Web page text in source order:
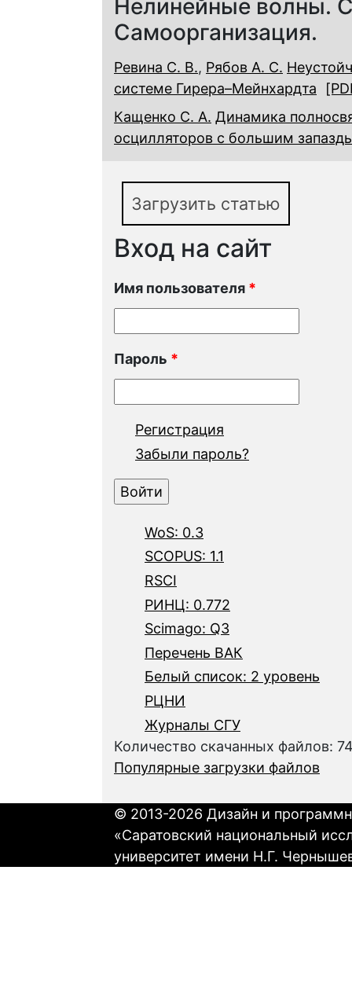
Нелинейные волны.
Самоорганизация.
Ревина С. В., Рябов А. С.
системе Гирера–Мейнхардта
Кащенко С. А. Динамика
осцилляторов с большим
Загрузить статью
Вход на сайт
Имя пользователя *
Пароль *
Регистрация
Забыли пароль?
WoS: 0.3
SCOPUS: 1.1
RSCI
РИНЦ: 0.772
Scimago: Q3
Перечень ВАК
Белый список: 2 уровень
РЦНИ
Журналы СГУ
Количество скачанных файлов:
Популярные загрузки файлов
© 2013-2026 Дизайн и
«Саратовский национальный
университет имени Н.Г.